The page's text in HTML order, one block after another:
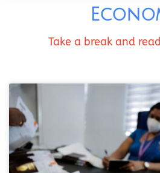
Take a break and